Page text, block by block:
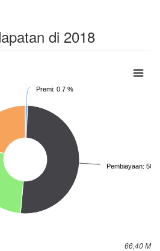
di 2018
Premi: 0.7 %
Pembiayaan:
66,40 M